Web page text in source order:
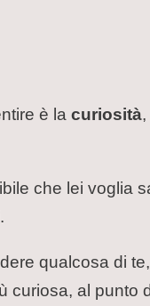
è la curiosità
che lei voglia
qualcosa di
curiosa, al punto